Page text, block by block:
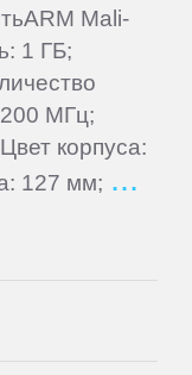
Mali-
1 ГБ;
200 МГц;
корпуса:
127 мм;